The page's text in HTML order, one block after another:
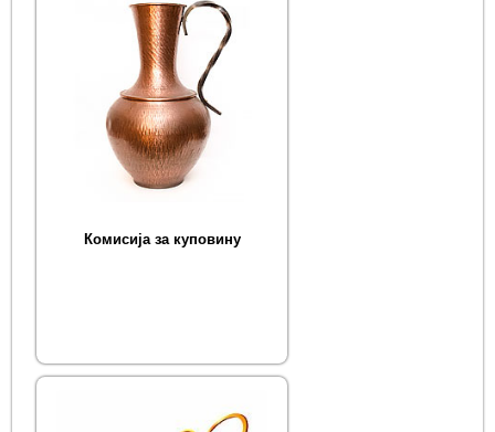
Комисија за куповину